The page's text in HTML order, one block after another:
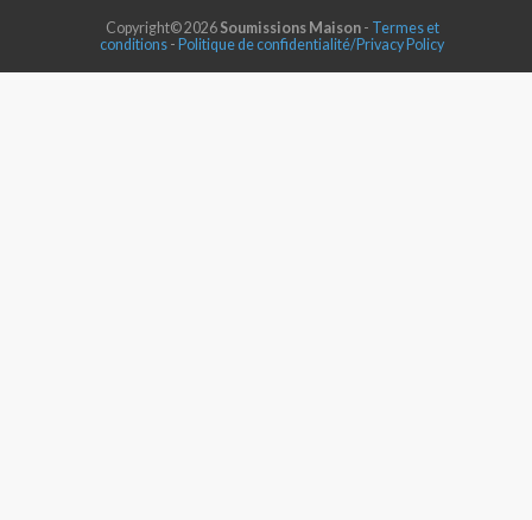
Copyright© 2026 Soumissions Maison- Termes et
conditions - Politique de confidentialité/Privacy Policy